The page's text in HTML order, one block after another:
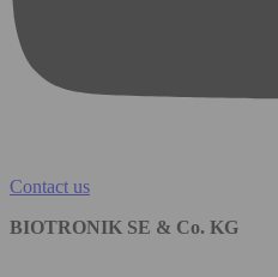
Contact us
BIOTRONIK SE & Co. KG